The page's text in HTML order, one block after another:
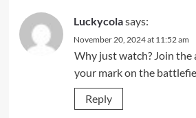
Luckycolasays:
November 20, 2024 at 11:52 am
Why just watch? Join the
your mark on the
Reply